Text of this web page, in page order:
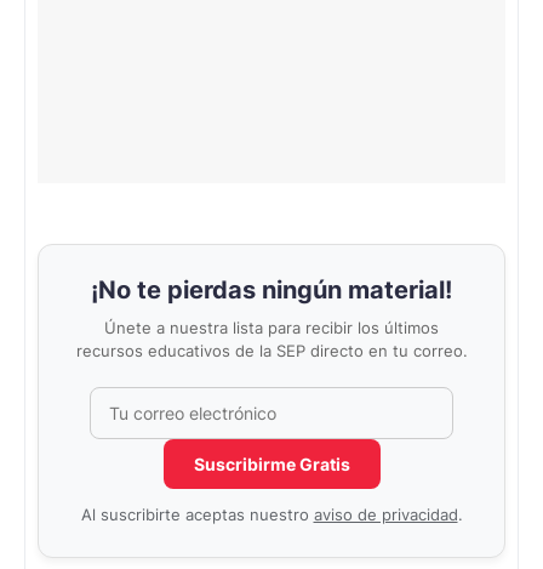
¡No te pierdas ningún material!
Únete a nuestra lista para recibir los últimos
recursos educativos de la SEP directo en tu correo.
No completar este campo
Suscribirme Gratis
Al suscribirte aceptas nuestro aviso de privacidad.